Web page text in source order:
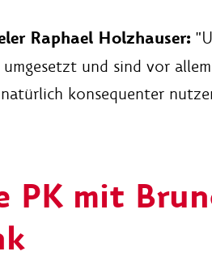
Raphael Holzhauser:
und sind vor
konsequenter
PK mit